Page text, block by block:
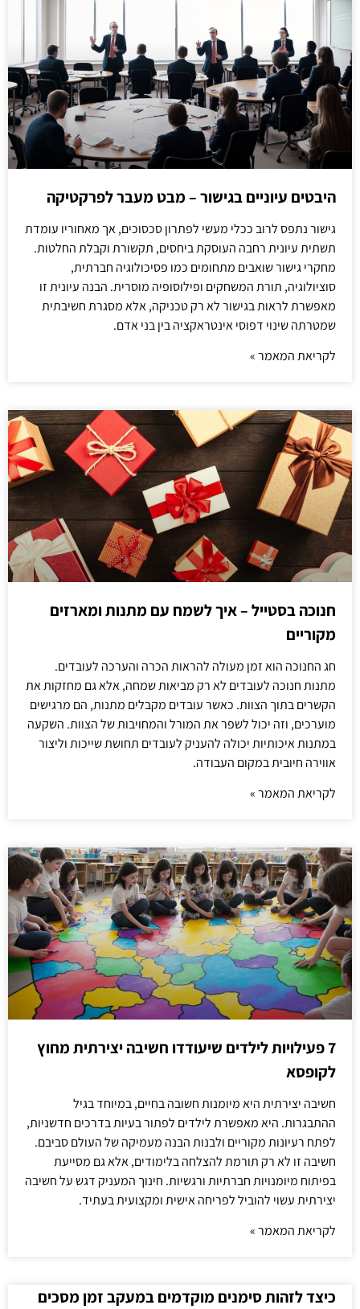
היבטים עיוניים בגישור – מבט מעבר לפרקטיקה
גישור נתפס לרוב ככלי מעשי לפתרון סכסוכים, אך מאחוריו עומדת
תשתית עיונית רחבה העוסקת ביחסים, תקשורת וקבלת החלטות.
מחקרי גישור שואבים מתחומים כמו פסיכולוגיה חברתית,
סוציולוגיה, תורת המשחקים ופילוסופיה מוסרית. הבנה עיונית זו
מאפשרת לראות בגישור לא רק טכניקה, אלא מסגרת חשיבתית
שמטרתה שינוי דפוסי אינטראקציה בין בני אדם.
לקריאת המאמר »
חנוכה בסטייל – איך לשמח עם מתנות ומארזים
מקוריים
חג החנוכה הוא זמן מעולה להראות הכרה והערכה לעובדים.
מתנות חנוכה לעובדים לא רק מביאות שמחה, אלא גם מחזקות את
הקשרים בתוך הצוות. כאשר עובדים מקבלים מתנות, הם מרגישים
מוערכים, וזה יכול לשפר את המורל והמחויבות של הצוות. השקעה
במתנות איכותיות יכולה להעניק לעובדים תחושת שייכות וליצור
אווירה חיובית במקום העבודה.
לקריאת המאמר »
7 פעילויות לילדים שיעודדו חשיבה יצירתית מחוץ
לקופסא
חשיבה יצירתית היא מיומנות חשובה בחיים, במיוחד בגיל
ההתבגרות. היא מאפשרת לילדים לפתור בעיות בדרכים חדשניות,
לפתח רעיונות מקוריים ולבנות הבנה מעמיקה של העולם סביבם.
חשיבה זו לא רק תורמת להצלחה בלימודים, אלא גם מסייעת
בפיתוח מיומנויות חברתיות ורגשיות. חינוך המעניק דגש על חשיבה
יצירתית עשוי להוביל לפריחה אישית ומקצועית בעתיד.
לקריאת המאמר »
כיצד לזהות סימנים מוקדמים במעקב זמן מסכים